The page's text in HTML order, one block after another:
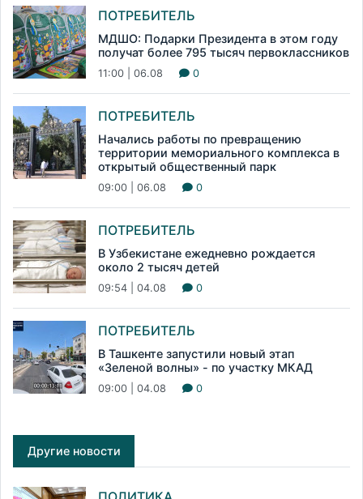
ПОТРЕБИТЕЛЬ
МДШО: Подарки Президента в этом году
получат более 795 тысяч первоклассников
11:00 | 06.08 0
ПОТРЕБИТЕЛЬ
Начались работы по превращению
территории мемориального комплекса в
открытый общественный парк
09:00 | 06.08 0
ПОТРЕБИТЕЛЬ
В Узбекистане ежедневно рождается
около 2 тысяч детей
09:54 | 04.08 0
ПОТРЕБИТЕЛЬ
В Ташкенте запустили новый этап
«Зеленой волны» - по участку МКАД
09:00 | 04.08 0
Другие новости